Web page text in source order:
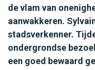
de vlam van
aanwakkeren.
stadsverkenner.
ondergrondse
een goed bewaard